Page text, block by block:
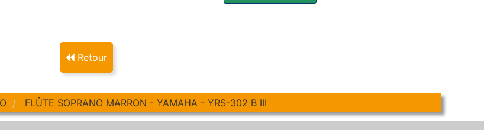
Retour
FLÛTE SOPRANO MARRON - YAMAHA - YRS-302 B III